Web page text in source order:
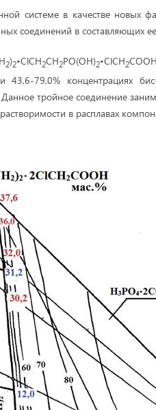
системе в качестве новых
соединений в составляющих
2)2•ClCH2CH2PO(OH)2•ClCH2
43,6-79,0% концентрациях
тройное соединение
в расплавах